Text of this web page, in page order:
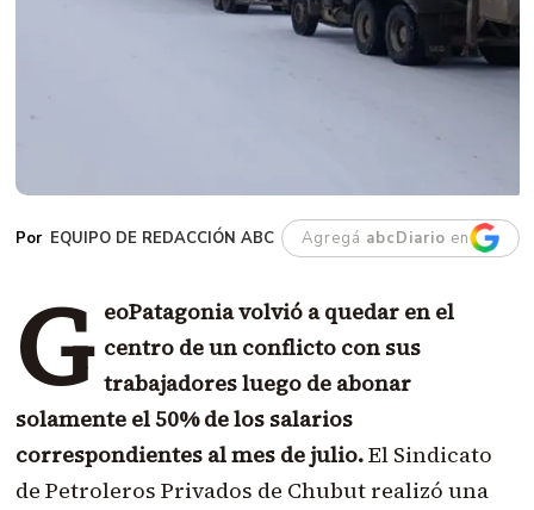
EQUIPO DE REDACCIÓN ABC Agregá abcDiario en
G eoPatagonia volvió a quedar en el
centro de un conflicto con sus
trabajadores luego de abonar
solamente el 50% de los salarios
correspondientes al mes de julio.El Sindicato
de Petroleros Privados de Chubut realizó una